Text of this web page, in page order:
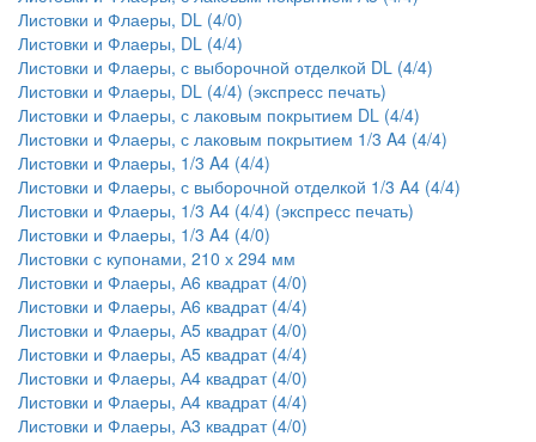
Листовки и Флаеры, DL (4/0)
Листовки и Флаеры, DL (4/4)
Листовки и Флаеры, с выборочной отделкой DL (4/4)
Листовки и Флаеры, DL (4/4) (экспресс печать)
Листовки и Флаеры, с лаковым покрытием DL (4/4)
Листовки и Флаеры, с лаковым покрытием 1/3 A4 (4/4)
Листовки и Флаеры, 1/3 A4 (4/4)
Листовки и Флаеры, с выборочной отделкой 1/3 A4 (4/4)
Листовки и Флаеры, 1/3 A4 (4/4) (экспресс печать)
Листовки и Флаеры, 1/3 A4 (4/0)
Листовки с купонами, 210 х 294 мм
Листовки и Флаеры, А6 квадрат (4/0)
Листовки и Флаеры, А6 квадрат (4/4)
Листовки и Флаеры, А5 квадрат (4/0)
Листовки и Флаеры, А5 квадрат (4/4)
Листовки и Флаеры, А4 квадрат (4/0)
Листовки и Флаеры, А4 квадрат (4/4)
Листовки и Флаеры, А3 квадрат (4/0)